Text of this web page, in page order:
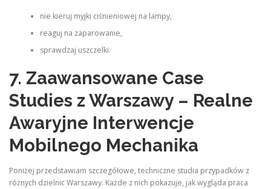
nie kieruj myjki ciśnieniowej na lampy,
reaguj na zaparowanie,
sprawdzaj uszczelki.
7. Zaawansowane Case
Studies z Warszawy – Realne
Awaryjne Interwencje
Mobilnego Mechanika
Poniżej przedstawiam szczegółowe, techniczne studia przypadków z
różnych dzielnic Warszawy. Każde z nich pokazuje, jak wygląda praca